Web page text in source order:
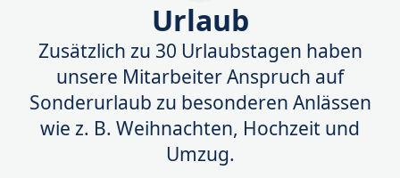
Urlaub
Zusätzlich zu 30 Urlaubstagen haben
unsere Mitarbeiter Anspruch auf
Sonderurlaub zu besonderen Anlässen
wie z. B. Weihnachten, Hochzeit und
Umzug.